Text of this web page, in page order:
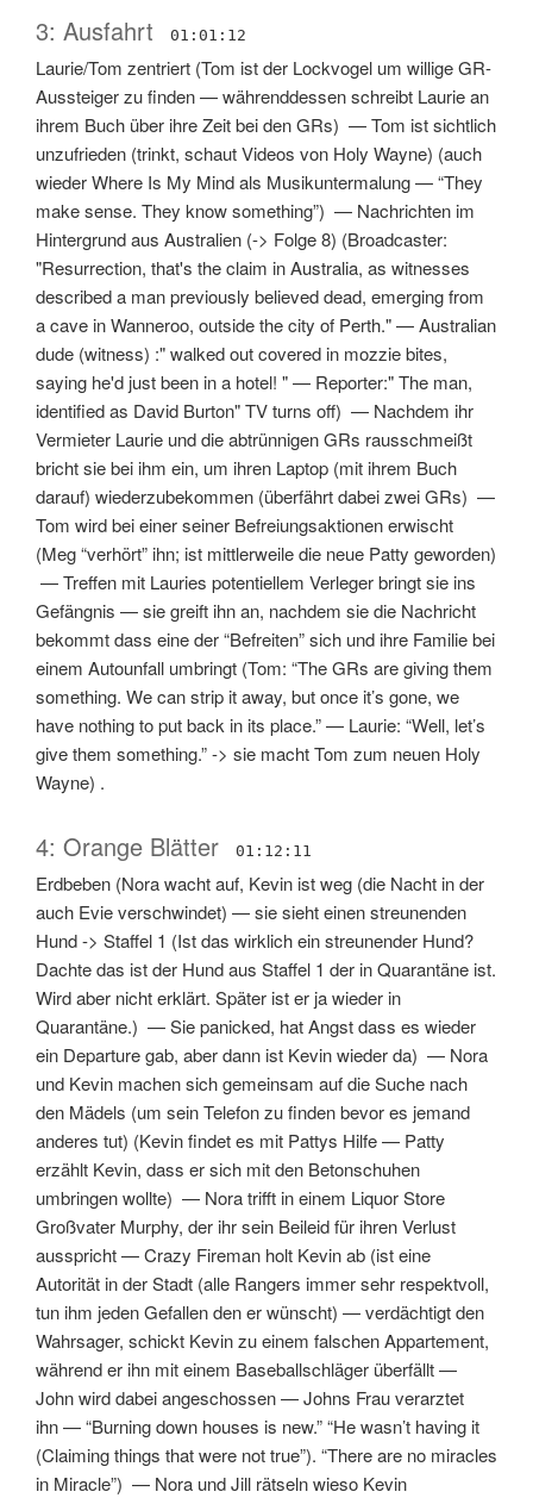
3: Ausfahrt 01:01:12
Laurie/Tom zentriert (Tom ist der Lockvogel um willige GR-
Aussteiger zu finden—währenddessen schreibt Laurie an
ihrem Buch über ihre Zeit bei den GRs) —Tom ist sichtlich
unzufrieden (trinkt, schaut Videos von Holy Wayne) (auch
wieder Where Is My Mind als Musikuntermalung—“They
make sense. They know something”) — Nachrichten im
Hintergrund aus Australien (-> Folge 8) (Broadcaster:
"Resurrection, that's the claim in Australia, as witnesses
described a man previously believed dead, emerging from
a cave in Wanneroo, outside the city of Perth."—Australian
dude (witness) :" walked out covered in mozzie bites,
saying he'd just been in a hotel! "— Reporter:" The man,
identified as David Burton" TV turns off) — Nachdem ihr
Vermieter Laurie und die abtrünnigen GRs rausschmeißt
bricht sie bei ihm ein, um ihren Laptop (mit ihrem Buch
darauf) wiederzubekommen (überfährt dabei zwei GRs) —
Tom wird bei einer seiner Befreiungsaktionen erwischt
(Meg “verhört” ihn; ist mittlerweile die neue Patty geworden)
—Treffen mit Lauries potentiellem Verleger bringt sie ins
Gefängnis —sie greift ihn an, nachdem sie die Nachricht
bekommt dass eine der “Befreiten” sich und ihre Familie bei
einem Autounfall umbringt (Tom: “The GRs are giving them
something. We can strip it away, but once it’s gone, we
have nothing to put back in its place.”— Laurie: “Well, let’s
give them something.” -> sie macht Tom zum neuen Holy
Wayne) .
4: Orange Blätter 01:12:11
Erdbeben (Nora wacht auf, Kevin ist weg (die Nacht in der
auch Evie verschwindet) —sie sieht einen streunenden
Hund -> Staffel 1 (Ist das wirklich ein streunender Hund?
Dachte das ist der Hund aus Staffel 1 der in Quarantäne ist.
Wird aber nicht erklärt. Später ist er ja wieder in
Quarantäne.) —Sie panicked, hat Angst dass es wieder
ein Departure gab, aber dann ist Kevin wieder da) — Nora
und Kevin machen sich gemeinsam auf die Suche nach
den Mädels (um sein Telefon zu finden bevor es jemand
anderes tut) (Kevin findet es mit Pattys Hilfe— Patty
erzählt Kevin, dass er sich mit den Betonschuhen
umbringen wollte) — Nora trifft in einem Liquor Store
Großvater Murphy, der ihr sein Beileid für ihren Verlust
ausspricht—Crazy Fireman holt Kevin ab (ist eine
Autorität in der Stadt (alle Rangers immer sehr respektvoll,
tun ihm jeden Gefallen den er wünscht) —verdächtigt den
Wahrsager, schickt Kevin zu einem falschen Appartement,
während er ihn mit einem Baseballschläger überfällt—
John wird dabei angeschossen—Johns Frau verarztet
ihn—“Burning down houses is new.” “He wasn’t having it
(Claiming things that were not true”). “There are no miracles
in Miracle”) — Nora und Jill rätseln wieso Kevin